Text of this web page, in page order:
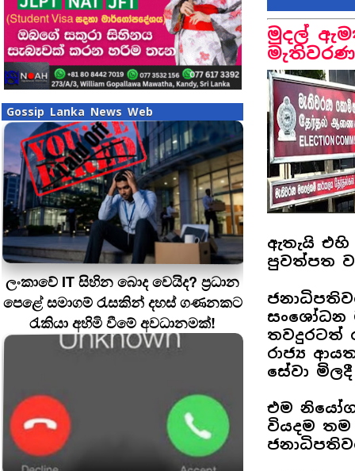
Gossip Lanka News Web
ලංකාවේ IT සිහින බොද වෙයිද? ප්‍රධාන
පෙළේ සමාගම් රැසකින් දහස් ගණනකට
රැකියා අහිමි වීමේ අවධානමක්!
මුදල්
ඇතැයි එහි
පුවත්පත
සංශෝධන
තවදුරටත්
රාජ්‍ය
සේවා
එම
වියදම